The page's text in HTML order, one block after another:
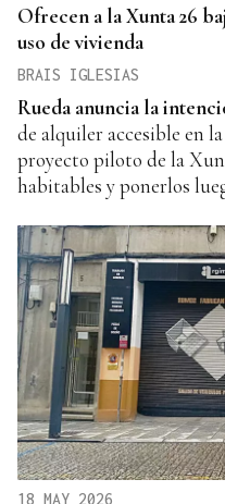
Ofrecen a la Xunta 26
uso de vivienda
BRAIS IGLESIAS
Rueda anuncia la
de alquiler accesible en
proyecto piloto de la
habitables y ponerlos
18 MAY 2026